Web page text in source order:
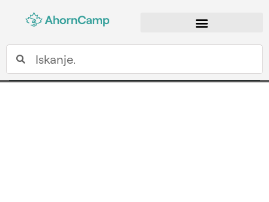
Zgodovina podjetja